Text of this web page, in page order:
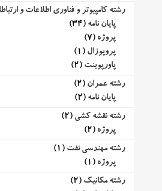
رشته کامپیوتر و فناوری اطلاعات و
پایان نامه (34)
پروژه (7)
پروپوزال (1)
پاورپوینت (2)
رشته عمران (2)
پایان نامه (2)
رشته نقشه کشی (2)
پروژه (2)
رشته مهندسی نفت (1)
پروژه (1)
رشته مکانیک (2)